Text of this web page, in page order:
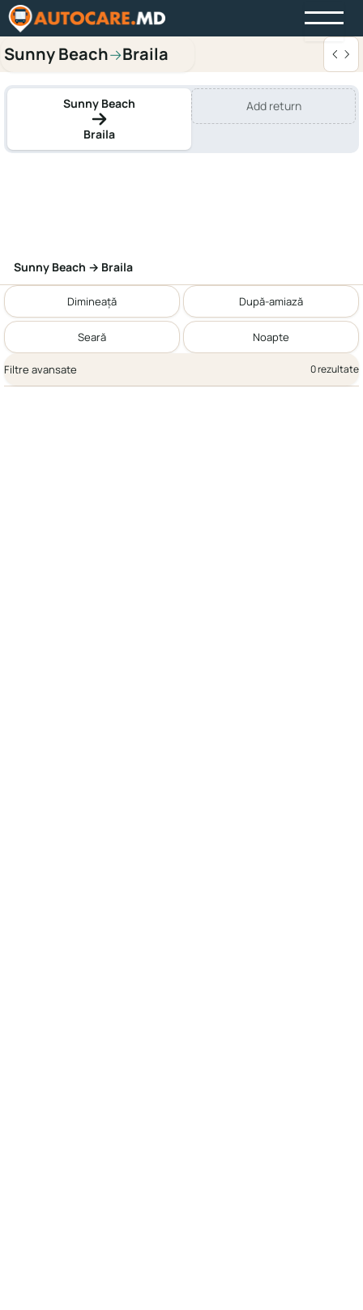
Sunny Beach→Braila
Sunny Beach
Braila
Add return
Sunny Beach → Braila
Dimineață După-amiază
Seară Noapte
Filtre avansate 0 rezultate